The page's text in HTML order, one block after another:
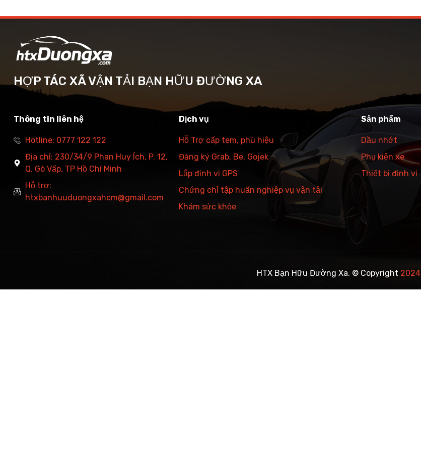
HỢP TÁC XÃ VẬN TẢI BẠN HỮU ĐƯỜNG XA
Thông tin liên hệ
Hotline: 0777 122 122
Địa chỉ: 230/34/9 Phan Huy Ích, P. 12,
Q. Gò Vấp, TP Hồ Chí Minh
Hỗ trợ:
htxbanhuuduongxahcm@gmail.com
Dịch vụ
Hỗ Trợ cấp tem, phù hiệu
Đăng ký Grab, Be, Gojek
Lắp định vị GPS
Chứng chỉ tập huấn nghiệp vụ vận tải
Khám sức khỏe
Sản phẩm
Dầu nhớt
Phụ kiện xe
Thiết bị định vị
HTX Bạn Hữu Đường Xa. © Copyright 2024